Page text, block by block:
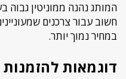
המותג נהנה ממוניטין גבוה
חשוב עבור צרכנים
במחיר נמוך יותר.
דוגמאות